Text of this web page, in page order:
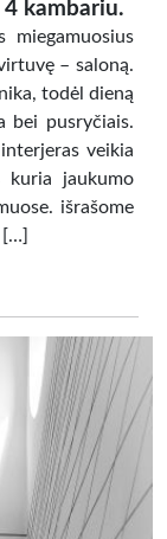
kambariu.
miegamuosius
– saloną.
todėl dieną
bei pusryčiais.
veikia
kuria jaukumo
išrašome
[…]